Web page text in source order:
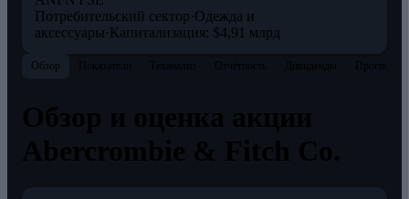
Потребительский сектор·Одежда и
аксессуары·Капитализация: $4,91 млрд
Обзор